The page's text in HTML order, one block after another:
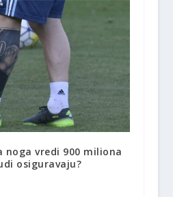
noga vredi 900 miliona
osiguravaju?